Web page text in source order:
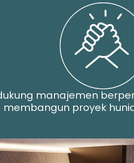
manajemen
membangun proyek